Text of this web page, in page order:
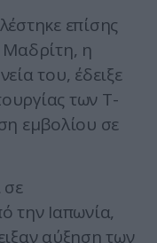
επίσης
Μαδρίτη, η
του, έδειξε
των Τ-
εμβολίου σε
σε
την Ιαπωνία,
αύξηση των